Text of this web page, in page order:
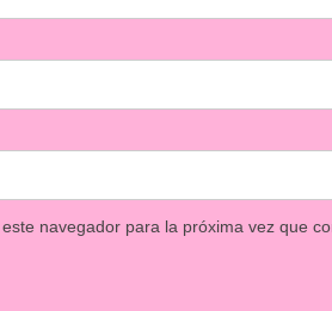
navegador para la próxima vez que